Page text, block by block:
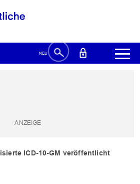
ICD-10-GM veröffentlicht